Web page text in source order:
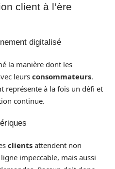
client à l’ère
digitalisé
la manière dont les
leurs consommateurs.
représente à la fois un défi et
continue.
clients attendent non
impeccable, mais aussi